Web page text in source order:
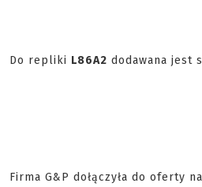
Do repliki L86A2 dodawana jest
Firma G&P dołączyła do oferty